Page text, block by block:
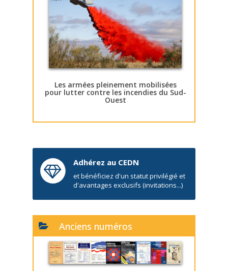
Les armées pleinement mobilisées
pour lutter contre les incendies du Sud-
Ouest
Adhérez au CEDN
et bénéficiez d'un statut privilégié et
d'avantages exclusifs (invitations...)
Anciens numéros